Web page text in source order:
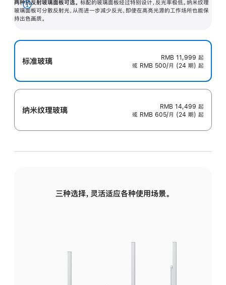
两种抗反射玻璃面板可选。 标配的玻璃面板经过特别设计，反光率极低。纳米纹理
玻璃面板可分散反射光，从而进一步减少反光，即使在高亮光源的工作场所也能保
持出色画质。
展
开
标准玻璃 RMB 11,999 起
或 RMB 500/月 (24 期) 起
纳米纹理玻璃 RMB 14,499 起
或 RMB 605/月 (24 期) 起
三种选择，灵活适应各种使用场景。